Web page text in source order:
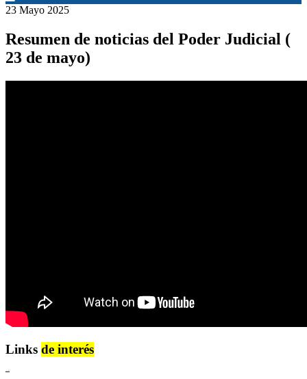
23 Mayo 2025
Resumen de noticias del Poder Judicial (
23 de mayo)
Links de interés